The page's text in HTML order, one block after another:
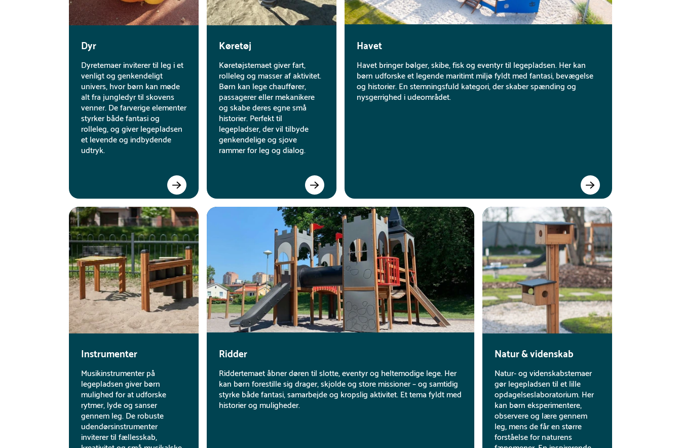
Dyr
Dyretemaer inviterer til leg i et
venligt og genkendeligt
univers, hvor børn kan møde
alt fra jungledyr til skovens
venner. De farverige elementer
styrker både fantasi og
rolleleg, og giver legepladsen
et levende og indbydende
udtryk.
Køretøj
Køretøjstemaet giver fart,
rolleleg og masser af aktivitet.
Børn kan lege chauffører,
passagerer eller mekanikere
og skabe deres egne små
historier. Perfekt til
legepladser, der vil tilbyde
genkendelige og sjove
rammer for leg og dialog.
Havet
Havet bringer bølger, skibe, fisk og eventyr til legepladsen. Her kan
børn udforske et legende maritimt miljø fyldt med fantasi, bevægelse
og historier. En stemningsfuld kategori, der skaber spænding og
nysgerrighed i udeområdet.
Instrumenter
Musikinstrumenter på
legepladsen giver børn
mulighed for at udforske
rytmer, lyde og sanser
gennem leg. De robuste
udendørsinstrumenter
inviterer til fællesskab,
Ridder
Riddertemaet åbner døren til slotte, eventyr og heltemodige lege. Her
kan børn forestille sig drager, skjolde og store missioner – og samtidig
styrke både fantasi, samarbejde og kropslig aktivitet. Et tema fyldt med
historier og muligheder.
Natur & videnskab
Natur- og videnskabstemaer
gør legepladsen til et lille
opdagelseslaboratorium. Her
kan børn eksperimentere,
observere og lære gennem
leg, mens de får en større
forståelse for naturens